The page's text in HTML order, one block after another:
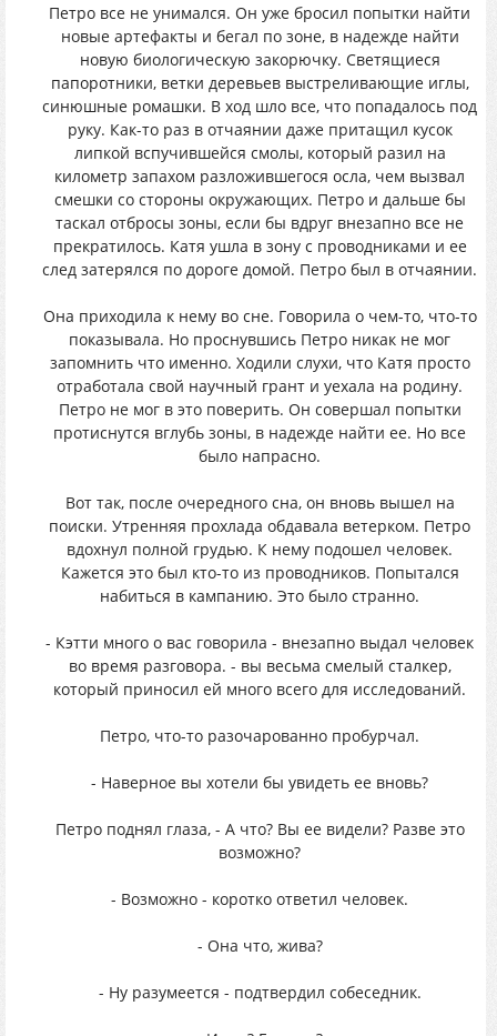
Петро все не унимался. Он уже бросил попытки найти
новые артефакты и бегал по зоне, в надежде найти
новую биологическую закорючку. Светящиеся
папоротники, ветки деревьев выстреливающие иглы,
синюшные ромашки. В ход шло все, что попадалось под
руку. Как-то раз в отчаянии даже притащил кусок
липкой вспучившейся смолы, который разил на
километр запахом разложившегося осла, чем вызвал
смешки со стороны окружающих. Петро и дальше бы
таскал отбросы зоны, если бы вдруг внезапно все не
прекратилось. Катя ушла в зону с проводниками и ее
след затерялся по дороге домой. Петро был в отчаянии.
Она приходила к нему во сне. Говорила о чем-то, что-то
показывала. Но проснувшись Петро никак не мог
запомнить что именно. Ходили слухи, что Катя просто
отработала свой научный грант и уехала на родину.
Петро не мог в это поверить. Он совершал попытки
протиснутся вглубь зоны, в надежде найти ее. Но все
было напрасно.
Вот так, после очередного сна, он вновь вышел на
поиски. Утренняя прохлада обдавала ветерком. Петро
вдохнул полной грудью. К нему подошел человек.
Кажется это был кто-то из проводников. Попытался
набиться в кампанию. Это было странно.
- Кэтти много о вас говорила - внезапно выдал человек
во время разговора. - вы весьма смелый сталкер,
который приносил ей много всего для исследований.
Петро, что-то разочарованно пробурчал.
- Наверное вы хотели бы увидеть ее вновь?
Петро поднял глаза, - А что? Вы ее видели? Разве это
возможно?
- Возможно - коротко ответил человек.
- Она что, жива?
- Ну разумеется - подтвердил собеседник.